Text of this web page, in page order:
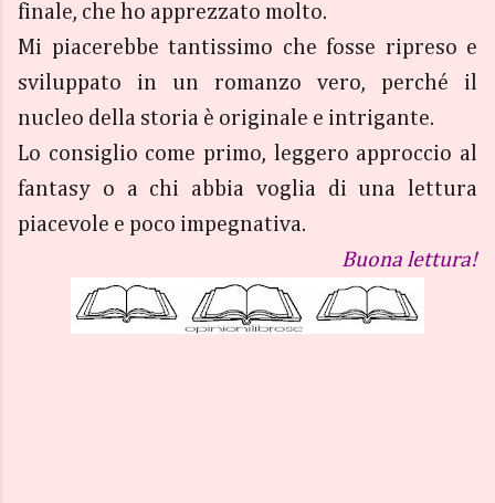
finale, che ho apprezzato molto.
Mi piacerebbe tantissimo che fosse ripreso e
sviluppato in un romanzo vero, perché il
nucleo della storia è originale e intrigante.
Lo consiglio come primo, leggero approccio al
fantasy o a chi abbia voglia di una lettura
piacevole e poco impegnativa.
Buona lettura!